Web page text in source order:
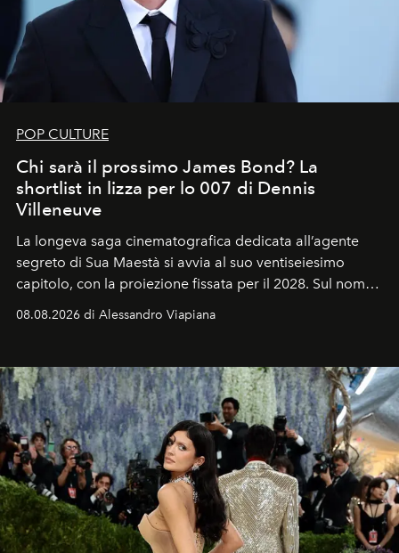
POP CULTURE
Chi sarà il prossimo James Bond? La
shortlist in lizza per lo 007 di Dennis
Villeneuve
La longeva saga cinematografica dedicata all’agente
segreto di Sua Maestà si avvia al suo ventiseiesimo
capitolo, con la proiezione fissata per il 2028. Sul nome
Craig, però, regna ancora il più assoluto riserbo.
08.08.2026 di Alessandro Viapiana